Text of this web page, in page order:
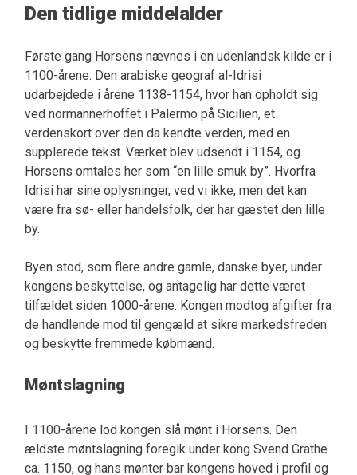
Den tidlige middelalder
Første gang Horsens nævnes i en udenlandsk kilde er i
1100-årene. Den arabiske geograf al-Idrisi
udarbejdede i årene 1138-1154, hvor han opholdt sig
ved normannerhoffet i Palermo på Sicilien, et
verdenskort over den da kendte verden, med en
supplerede tekst. Værket blev udsendt i 1154, og
Horsens omtales her som “en lille smuk by”. Hvorfra
Idrisi har sine oplysninger, ved vi ikke, men det kan
være fra sø- eller handelsfolk, der har gæstet den lille
by.
Byen stod, som flere andre gamle, danske byer, under
kongens beskyttelse, og antagelig har dette været
tilfældet siden 1000-årene. Kongen modtog afgifter fra
de handlende mod til gengæld at sikre markedsfreden
og beskytte fremmede købmænd.
Møntslagning
I 1100-årene lod kongen slå mønt i Horsens. Den
ældste møntslagning foregik under kong Svend Grathe
ca. 1150, og hans mønter bar kongens hoved i profil og